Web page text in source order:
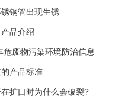
钢管出现生锈
品介绍
危废物污染环境防治信息
产品标准
扩口时为什么会破裂?